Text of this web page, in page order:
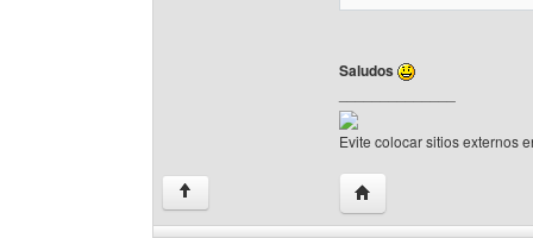
Saludos
Evite colocar sitios externos
↑ Visitar sitio web del